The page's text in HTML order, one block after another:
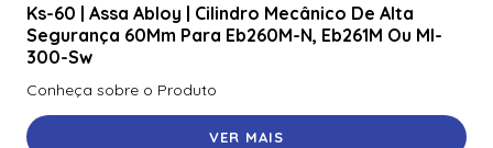
Ks-60 | Assa Abloy | Cilindro Mecânico De Alta
Segurança 60Mm Para Eb260M-N, Eb261M Ou Ml-
300-Sw
Conheça sobre o Produto
VER MAIS